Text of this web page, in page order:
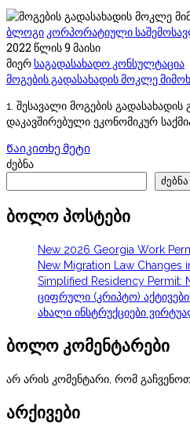
ბლოგიკორპორატიული
2022 წლის 9 მაისი
მიერსაგადასახადო კონსულტაცია
მოგების გადასახადის მოკლე
1. შესავალი მოგების
დაკავშირებული ეკონომიკურ
Წაიკითხე მეტი
ძებნა
ძებნა
ბოლო პოსტები
New 2026 Georgia Work
New Migration Law Changes
Simplified Residency Permit:
ციფრული (კრიპტო)
ახალი ინსტრუქციები
ბოლო კომენტარები
არ არის კომენტარი, რომ
არქივები